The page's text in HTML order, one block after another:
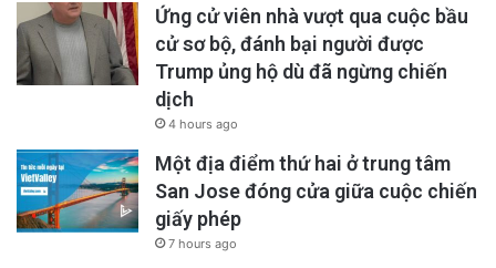
Ứng cử viên nhà vượt qua cuộc bầu
cử sơ bộ, đánh bại người được
Trump ủng hộ dù đã ngừng chiến
dịch
4 hours ago
Một địa điểm thứ hai ở trung tâm
San Jose đóng cửa giữa cuộc chiến
giấy phép
7 hours ago